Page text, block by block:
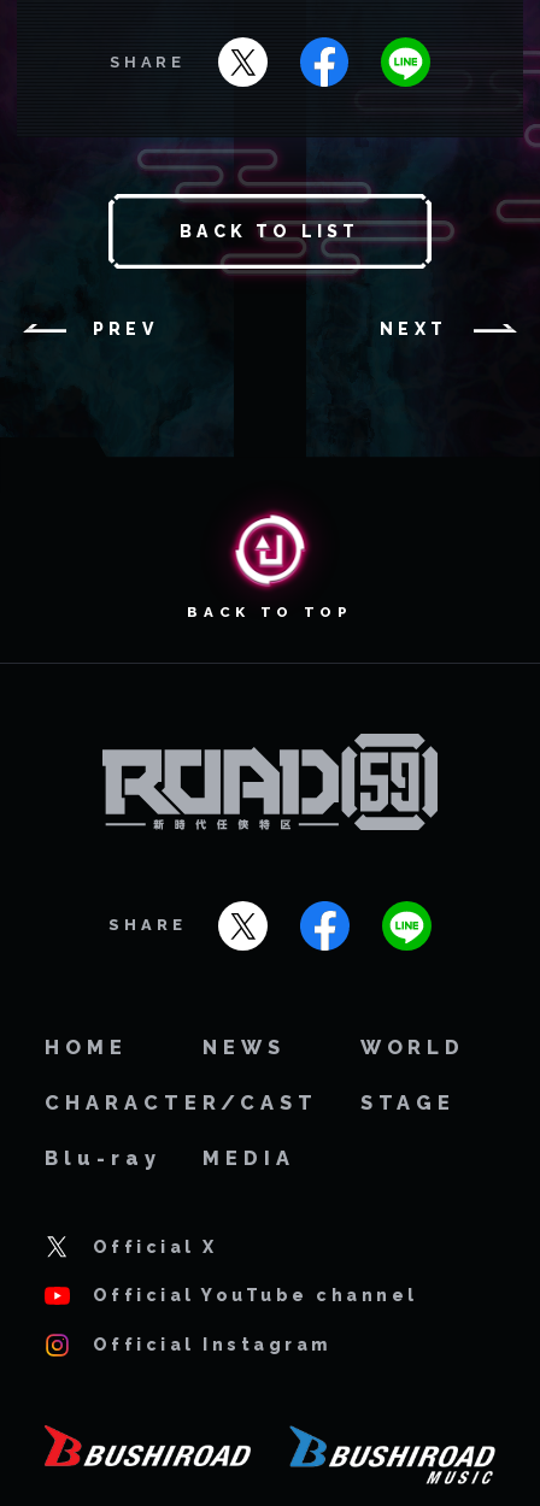
SHARE
PREV
BACK TO LIST
NEXT
BACK TO TOP
SHARE
HOME NEWS WORLD
CHARACTER/CAST STAGE
Blu-ray MEDIA
Official X
Official YouTube channel
Official Instagram